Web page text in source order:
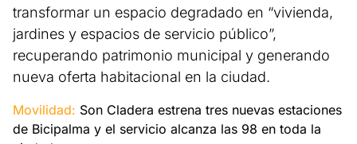
transformar un espacio degradado en “vivienda,
jardines y espacios de servicio público”,
recuperando patrimonio municipal y generando
nueva oferta habitacional en la ciudad.
Movilidad: Son Cladera estrena tres nuevas estaciones
de Bicipalma y el servicio alcanza las 98 en toda la